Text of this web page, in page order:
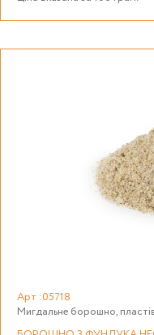
Арт :05718
Мигдальне борошно,